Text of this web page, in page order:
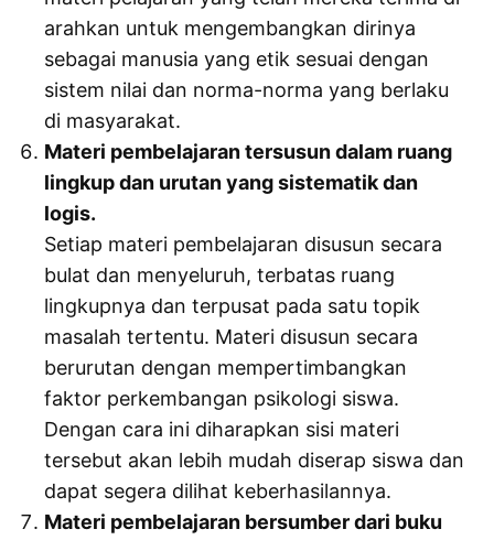
arahkan untuk mengembangkan dirinya
sebagai manusia yang etik sesuai dengan
sistem nilai dan norma-norma yang berlaku
di masyarakat.
Materi pembelajaran tersusun dalam ruang
lingkup dan urutan yang sistematik dan
logis.
Setiap materi pembelajaran disusun secara
bulat dan menyeluruh, terbatas ruang
lingkupnya dan terpusat pada satu topik
masalah tertentu. Materi disusun secara
berurutan dengan mempertimbangkan
faktor perkembangan psikologi siswa.
Dengan cara ini diharapkan sisi materi
tersebut akan lebih mudah diserap siswa dan
dapat segera dilihat keberhasilannya.
Materi pembelajaran bersumber dari buku